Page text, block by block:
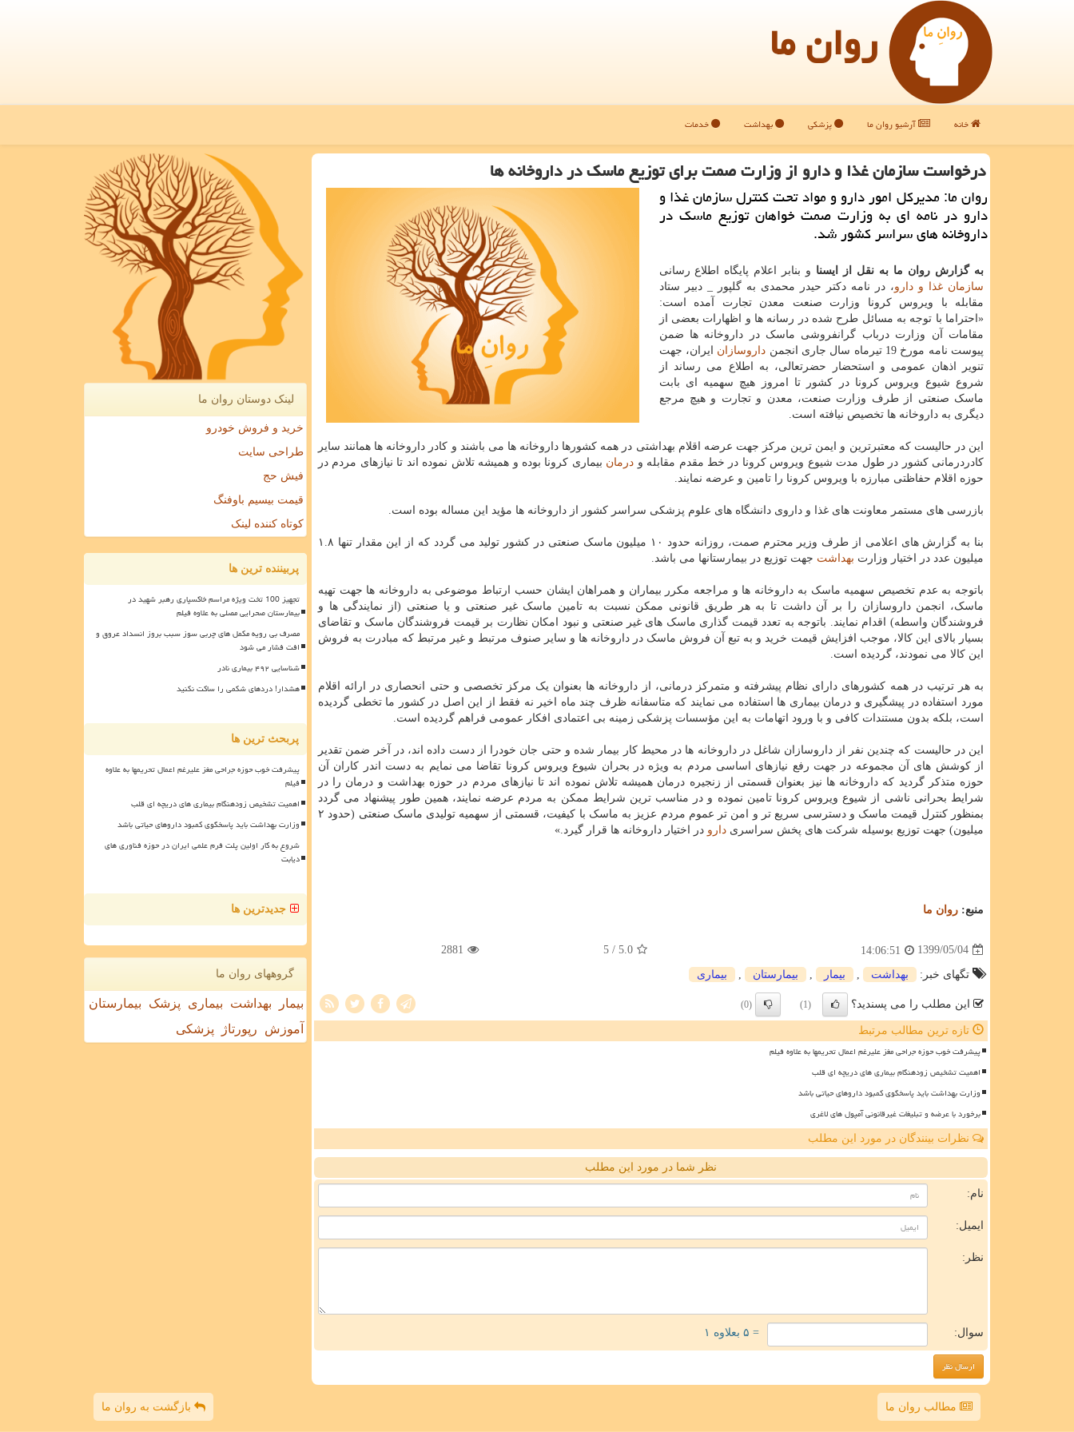
روان ما
خانه آرشیو روان ما پزشکی بهداشت خدمات
درخواست سازمان غذا و دارو از وزارت صمت برای توزیع ماسك در داروخانه ها
روان ما: مدیركل امور دارو و مواد تحت كنترل سازمان غذا و
دارو در نامه ای به وزارت صمت خواهان توزیع ماسك در
داروخانه های سراسر كشور شد.
به گزارش روان ما به نقل از ایسنا و بنابر اعلام پایگاه اطلاع رسانی
سازمان غذا و دارو، در نامه دکتر حیدر محمدی به گلپور _ دبیر ستاد
مقابله با ویروس کرونا وزارت صنعت معدن تجارت آمده است:
«احتراما با توجه به مسائل طرح شده در رسانه ها و اظهارات بعضی از
مقامات آن وزارت درباب گرانفروشی ماسک در داروخانه ها ضمن
پیوست نامه مورخ 19 تیرماه سال جاری انجمن
داروسازان ایران، جهت
تنویر اذهان عمومی و استحضار حضرتعالی، به اطلاع می رساند از
شروع شیوع ویروس کرونا در کشور تا امروز هیچ سهمیه ای بابت
ماسک صنعتی از طرف وزارت صنعت، معدن و تجارت و هیچ مرجع
دیگری به داروخانه ها تخصیص نیافته است.
این در حالیست که معتبرترین و ایمن ترین مرکز جهت عرضه اقلام بهداشتی در همه کشورها داروخانه ها می باشند و کادر داروخانه ها همانند سایر
کادردرمانی کشور در طول مدت شیوع ویروس کرونا در خط مقدم مقابله و درمان بیماری کرونا بوده و همیشه تلاش نموده اند تا نیازهای مردم در
حوزه اقلام حفاظتی مبارزه با ویروس کرونا را تامین و عرضه نمایند.
بازرسی های مستمر معاونت های غذا و داروی دانشگاه های علوم پزشکی سراسر کشور از داروخانه ها مؤید این مساله بوده است.
بنا به گزارش های اعلامی از طرف وزیر محترم صمت، روزانه حدود ۱۰ میلیون ماسک صنعتی در کشور تولید می گردد که از این مقدار تنها ۱.۸
میلیون عدد در اختیار وزارت بهداشت جهت توزیع در بیمارستانها می باشد.
باتوجه به عدم تخصیص سهمیه ماسک به داروخانه ها و مراجعه مکرر بیماران و همراهان ایشان حسب ارتباط موضوعی به داروخانه ها جهت تهیه
ماسک، انجمن داروسازان را بر آن داشت تا به هر طریق قانونی ممکن نسبت به تامین ماسک غیر صنعتی و یا صنعتی (از نمایندگی ها و
فروشندگان واسطه) اقدام نمایند. باتوجه به تعدد قیمت گذاری ماسک های غیر صنعتی و نبود امکان نظارت بر قیمت فروشندگان ماسک و تقاضای
بسیار بالای این کالا، موجب افزایش قیمت خرید و به تبع آن فروش ماسک در داروخانه ها و سایر صنوف مرتبط و غیر مرتبط که مبادرت به فروش
این کالا می نمودند، گردیده است.
به هر ترتیب در همه کشورهای دارای نظام پیشرفته و متمرکز درمانی، از داروخانه ها بعنوان یک مرکز تخصصی و حتی انحصاری در ارائه اقلام
مورد استفاده در پیشگیری و درمان بیماری ها استفاده می نمایند که متاسفانه ظرف چند ماه اخیر نه فقط از این اصل در کشور ما تخطی گردیده
است، بلکه بدون مستندات کافی و با ورود اتهامات به این مؤسسات پزشکی زمینه بی اعتمادی افکار عمومی فراهم گردیده است.
این در حالیست که چندین نفر از داروسازان شاغل در داروخانه ها در محیط کار بیمار شده و حتی جان خودرا از دست داده اند، در آخر ضمن تقدیر
از کوشش های آن مجموعه در جهت رفع نیازهای اساسی مردم به ویژه در بحران شیوع ویروس کرونا تقاضا می نمایم به دست اندر کاران آن
حوزه متذکر گردید که داروخانه ها نیز بعنوان قسمتی از زنجیره درمان همیشه تلاش نموده اند تا نیازهای مردم در حوزه بهداشت و درمان را در
شرایط بحرانی ناشی از شیوع ویروس کرونا تامین نموده و در مناسب ترین شرایط ممکن به مردم عرضه نمایند، همین طور پیشنهاد می گردد
بمنظور کنترل قیمت ماسک و دسترسی سریع تر و امن تر عموم مردم عزیز به ماسک با کیفیت، قسمتی از سهمیه تولیدی ماسک صنعتی (حدود ۲
میلیون) جهت توزیع بوسیله شرکت های پخش سراسری دارو در اختیار داروخانه ها قرار گیرد.»
منبع: روان ما
1399/05/04
14:06:51
5.0
/ 5
2881
تگهای خبر: بهداشت بیمار بیمارستان بیماری
این مطلب را می پسندید؟ (1)
(0)
تازه ترین مطالب مرتبط
پیشرفت خوب حوزه جراحی مغز علیرغم اعمال تحریمها به علاوه فیلم
اهمیت تشخیص زودهنگام بیماری های دریچه ای قلب
وزارت بهداشت باید پاسخگوی کمبود داروهای حیاتی باشد
برخورد با عرضه و تبلیغات غیرقانونی آمپول های لاغری
نظرات بینندگان در مورد این مطلب
نظر شما در مورد این مطلب
نام:
ایمیل:
نظر:
سوال: = ۵ بعلاوه ۱
لینک دوستان روان ما
خرید و فروش خودرو
طراحی سایت
فیش حج
قیمت بیسیم باوفنگ
کوتاه کننده لینک
پربیننده ترین ها
تجهیز 100 تخت ویژه مراسم خاکسپاری رهبر شهید در
بیمارستان صحرایی مصلی به علاوه فیلم
مصرف بی رویه مکمل های چربی سوز سبب بروز انسداد عروق و
افت فشار می شود
شناسایی ۴۹۲ بیماری نادر
هشدار! دردهای شکمی را ساکت نکنید
پربحث ترین ها
پیشرفت خوب حوزه جراحی مغز علیرغم اعمال تحریمها به علاوه
فیلم
اهمیت تشخیص زودهنگام بیماری های دریچه ای قلب
وزارت بهداشت باید پاسخگوی کمبود داروهای حیاتی باشد
شروع به کار اولین پلت فرم علمی ایران در حوزه فناوری های
دیابت
جدیدترین ها
گروههای روان ما
بیمار بهداشت بیماری پزشک
بیمارستان
آموزش
رپورتاژ پزشکی
مطالب روان ما بازگشت به روان ما